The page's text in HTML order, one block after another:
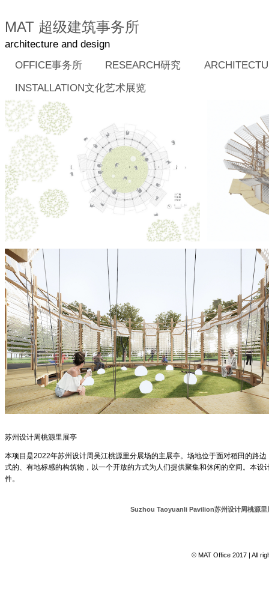
MAT 超级建筑事务所
architecture and design
OFFICE事务所
RESEARCH研究
INSTALLATION文化艺术展览
苏州设计周桃源里展亭
本项目是2022年苏州设计周吴江桃源里分展场的主展亭。场地位于面对稻田的路
式的、有地标感的构筑物，以一个开放的方式为人们提供聚集和休闲的空间。本
件。
Suzhou Taoyuanli Pavilion苏州设计周桃源里
© MAT Office 2017 | All